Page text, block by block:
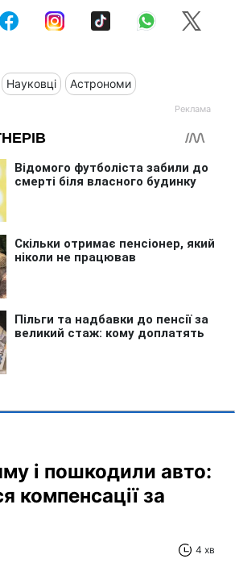
Науковці Астрономи
і пошкодили авто:
компенсації за
4 хв